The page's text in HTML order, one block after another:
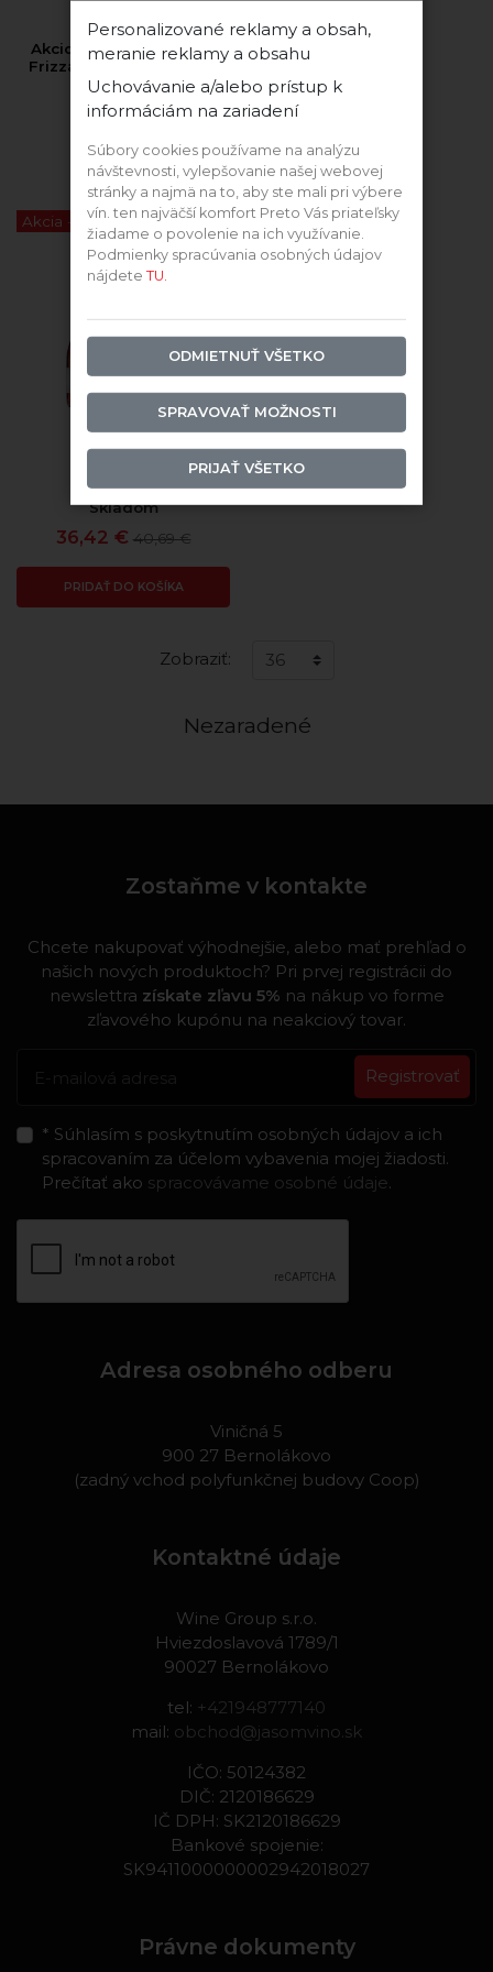
Akciový MIX Prosecco a
Frizzante 5+1 ZADARMO
Akcia -10% 5+1 ZADARMO
Prosecco
Skladom
36,42 € 40,69 €
PRIDAŤ DO KOŠÍKA
Zobraziť:
Nezaradené
Zostaňme v kontakte
Chcete nakupovať výhodnejšie, alebo mať prehľad o
našich nových produktoch? Pri prvej registrácii do
newslettra získate zľavu 5% na nákup vo forme
zľavového kupónu na neakciový tovar.
Registrovať
* Súhlasím s poskytnutím osobných údajov a ich
spracovaním za účelom vybavenia mojej žiadosti.
Prečítať ako spracovávame osobné údaje.
Adresa osobného odberu
Viničná 5
900 27 Bernolákovo
(zadný vchod polyfunkčnej budovy Coop)
Kontaktné údaje
Wine Group s.r.o.
Hviezdoslavová 1789/1
90027 Bernolákovo
tel: +421948777140
mail: obchod@jasomvino.sk
IČO: 50124382
DIČ: 2120186629
IČ DPH: SK2120186629
Bankové spojenie:
SK9411000000002942018027
Právne dokumenty
Personalizované reklamy a obsah,
meranie reklamy a obsahu
Uchovávanie a/alebo prístup k
informáciám na zariadení
Súbory cookies používame na analýzu
návštevnosti, vylepšovanie našej webovej
stránky a najmä na to, aby ste mali pri výbere
vín. ten najväčší komfort Preto Vás priateľsky
žiadame o povolenie na ich využívanie.
Podmienky spracúvania osobných údajov
nájdeteTU.
ODMIETNUŤ VŠETKO
SPRAVOVAŤ MOŽNOSTI
PRIJAŤ VŠETKO